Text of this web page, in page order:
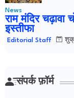
News
राम मंदिर
इस्तीफा
Editorial Staff
संपर्क फ़ॉर्म